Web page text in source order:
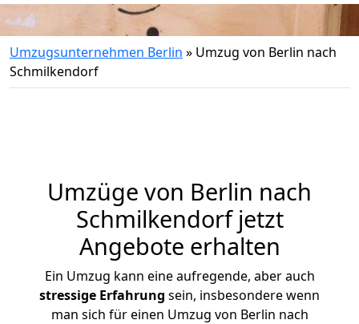
Umzugsunternehmen Berlin » Umzug von Berlin nach
Schmilkendorf
Umzüge von Berlin nach
Schmilkendorf jetzt
Angebote erhalten
Ein Umzug kann eine aufregende, aber auch
stressige Erfahrung sein, insbesondere wenn
man sich für einen Umzug von Berlin nach